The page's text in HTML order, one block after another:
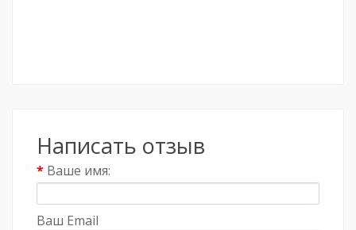
Написать отзыв
Ваше имя:
Ваш Email